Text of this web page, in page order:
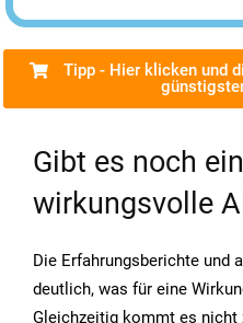
Tipp - Hier klicken und
Gibt es noch
wirkungsvolle
Die Erfahrungsberichte und
deutlich, was für eine
Gleichzeitig kommt es nicht